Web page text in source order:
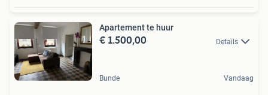
Apartement te huur
€ 1.500,00 Details
Bunde Vandaag